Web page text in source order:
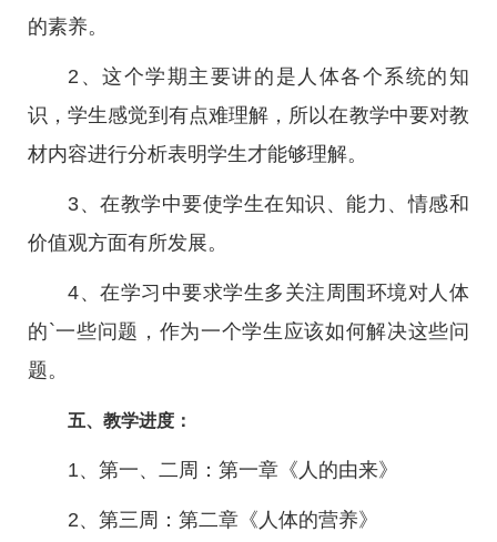
的素养。
2、这个学期主要讲的是人体各个系统的知
识，学生感觉到有点难理解，所以在教学中要对教
材内容进行分析表明学生才能够理解。
3、在教学中要使学生在知识、能力、情感和
价值观方面有所发展。
4、在学习中要求学生多关注周围环境对人体
的`一些问题，作为一个学生应该如何解决这些问
题。
五、教学进度：
1、第一、二周：第一章《人的由来》
2、第三周：第二章《人体的营养》